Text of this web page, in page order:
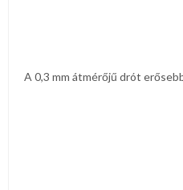
A 0,3 mm átmérőjű drót